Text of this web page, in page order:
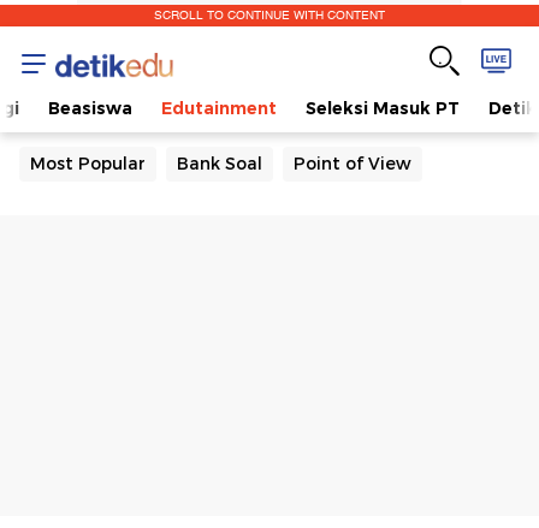
SCROLL TO CONTINUE WITH CONTENT
Beasiswa Edutainment Seleksi Masuk PT
Most Popular Bank Soal Point of View